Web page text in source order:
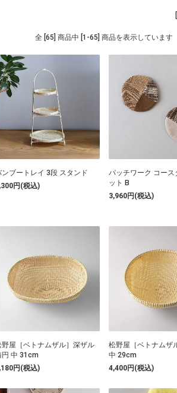
全 [65] 商品中 [1-65] 商品を表示しています
ンブートレイ 3段 スタンド
円(税込)
パッチワーク コース
ット B
3,960円(税込)
野屋［ベトナムザル］深ザル
円 中 31cm
円(税込)
松野屋［ベトナムザ
中 29cm
4,400円(税込)